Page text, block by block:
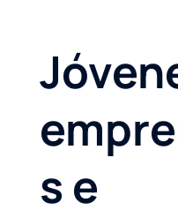
s e